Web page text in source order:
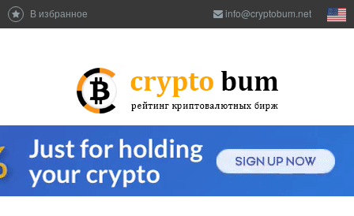
В избранное info@cryptobum.net